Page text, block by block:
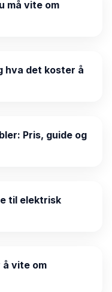
må vite om
hva det koster å
Pris, guide og
til elektrisk
vite om